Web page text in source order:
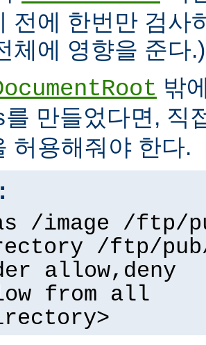
전에 한번만 검사
체에 영향을 준다.)
밖
를 만들었다면, 직
허용해줘야 한다.
/image /ftp/
/ftp/pub/
allow,deny
from all